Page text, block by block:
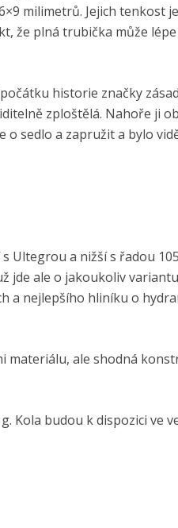
milimetrů. Jejich tenkost
že plná trubička může
historie značky
zploštělá. Nahoře ji
o sedlo a zapružit a bylo
Ultegrou a nižší s řadou
jde ale o jakoukoliv
a nejlepšího hliníku o
materiálu, ale shodná
Kola budou k dispozici ve